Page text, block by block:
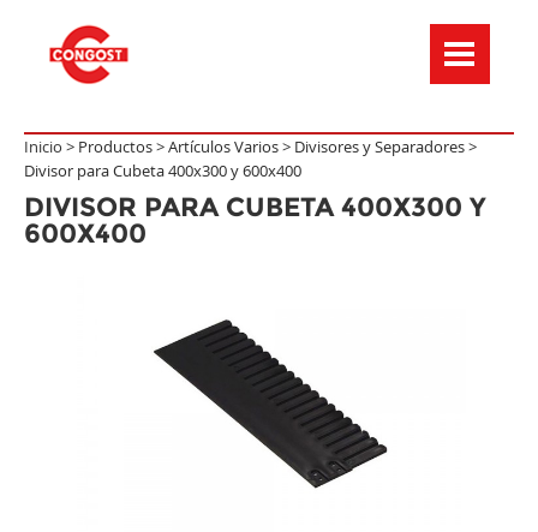
Inicio > Productos>Artículos Varios> Divisores y Separadores>
Divisor para Cubeta 400x300 y 600x400
DIVISOR PARA CUBETA 400X300 Y
600X400